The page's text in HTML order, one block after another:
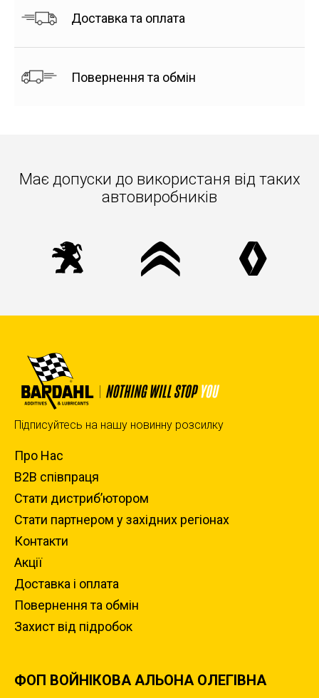
Доставка та оплата
Повернення та обмін
Має допуски до використаня вiд таких
автовиробників
Підписуйтесь на нашу новинну розсилку
Про Нас
B2B співпраця
Стати дистриб’ютором
Стати партнером у західних регіонах
Контакти
Акції
Доставка i оплата
Повернення та обмiн
Захист вiд пiдробок
ФОП ВОЙНІКОВА АЛЬОНА ОЛЕГІВНА